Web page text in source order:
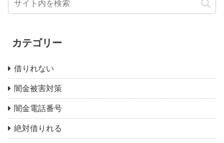
カテゴリー
借りれない
闇金被害対策
闇金電話番号
絶対借りれる